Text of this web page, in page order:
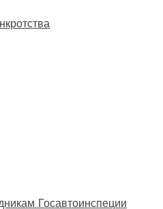
Госавтоинспеции